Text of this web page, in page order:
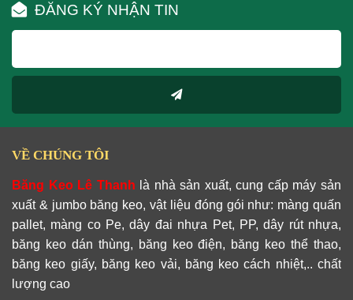
ĐĂNG KÝ NHẬN TIN
VỀ CHÚNG TÔI
Băng Keo Lê Thanh là nhà sản xuất, cung cấp máy sản
xuất & jumbo băng keo, vật liệu đóng gói như: màng quấn
pallet, màng co Pe, dây đai nhựa Pet, PP, dây rút nhựa,
băng keo dán thùng, băng keo điện, băng keo thể thao,
băng keo giấy, băng keo vải, băng keo cách nhiệt,.. chất
lượng cao